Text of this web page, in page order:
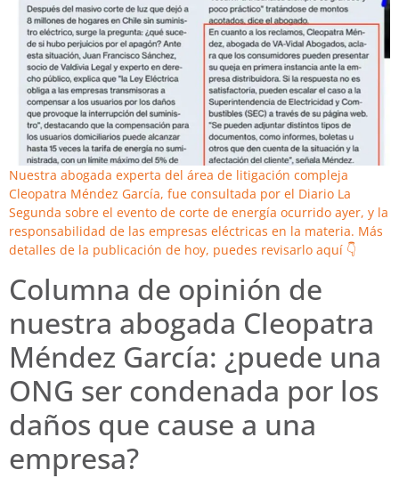
Nuestra abogada experta del área de litigación compleja
Cleopatra Méndez García, fue consultada por el Diario La
Segunda sobre el evento de corte de energía ocurrido ayer, y la
responsabilidad de las empresas eléctricas en la materia. Más
detalles de la publicación de hoy, puedes revisarlo aquí 👇
Columna de opinión de
nuestra abogada Cleopatra
Méndez García: ¿puede una
ONG ser condenada por los
daños que cause a una
empresa?